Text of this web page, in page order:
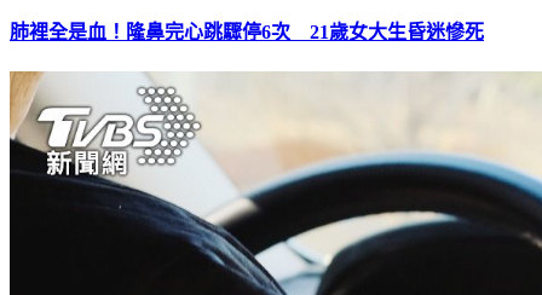
肺裡全是血！隆鼻完心跳驟停6次 21歲女大生昏迷慘死